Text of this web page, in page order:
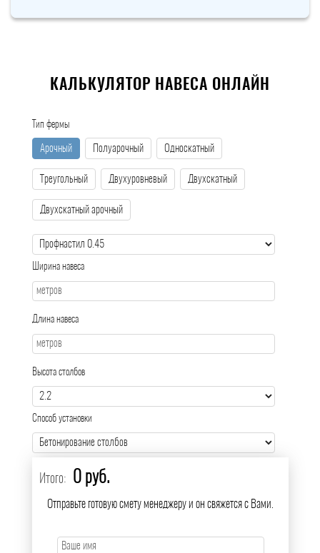
КАЛЬКУЛЯТОР НАВЕСА ОНЛАЙН
Тип фермы
Арочный Полуарочный Односкатный
Треугольный Двухуровневый Двухскатный
Двухскатный арочный
Ширина навеса
Длина навеса
Высота столбов
Способ установки
Итого: 0 руб.
Отправьте готовую смету менеджеру и он свяжется с Вами.